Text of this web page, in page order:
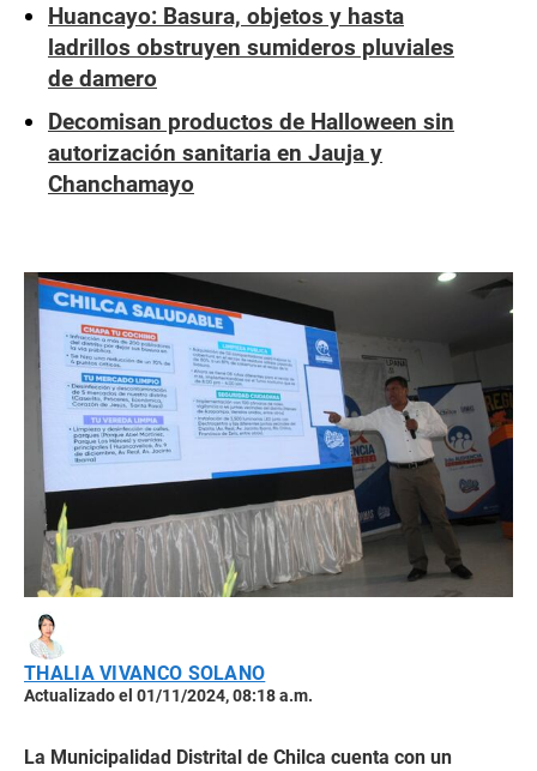
Huancayo: Basura, objetos y hasta
ladrillos obstruyen sumideros pluviales
de damero
Decomisan productos de Halloween sin
autorización sanitaria en Jauja y
Chanchamayo
THALIA VIVANCO SOLANO
Actualizado el 01/11/2024, 08:18 a.m.
La Municipalidad Distrital de Chilca cuenta con un